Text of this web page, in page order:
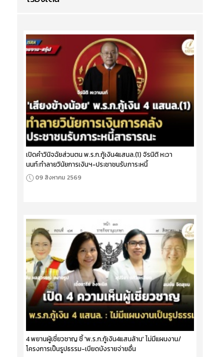
เปิดคำวินิจฉัยส่วนตน พ.ร.ก.กู้เงิน4แสนล.(1) จิรนิติ หะวา
นนท์:ทำลายวินัยการเงินฯ-ประชาชนรับภาระหนี้
09 สิงหาคม 2569
4 พยานผู้เชี่ยวชาญ ชี้ 'พ.ร.ก.กู้เงิน4แสนล้าน' ไม่มีแผนงาน/
โครงการเป็นรูปธรรม-เบียดบังรายจ่ายอื่น